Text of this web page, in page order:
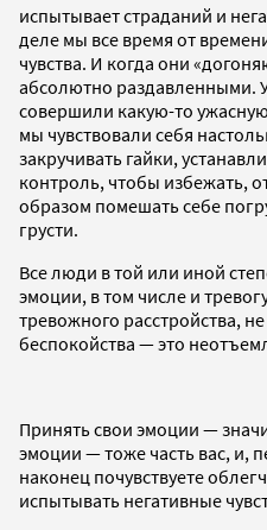
испытывает страданий и
деле мы все время от
чувства. И когда они
абсолютно раздавленными.
совершили какую-то
мы чувствовали себя
закручивать гайки,
контроль, чтобы избежать,
образом помешать себе
грусти.
Все люди в той или иной
эмоции, в том числе и
тревожного расстройства,
беспокойства — это
Принять свои эмоции —
эмоции — тоже часть вас, и,
наконец почувствуете
испытывать негативные